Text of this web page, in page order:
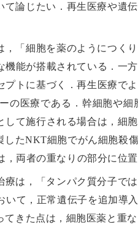
論じたい．再生医療や遺
「細胞を薬のようにつく
能が搭載されている．一
トに基づく．再生医療で
の医療である．幹細胞や
て施行される場合は，細
したNKT細胞でがん細胞殺
，両者の重なりの部分に位
は，「タンパク質分子で
て，正常遺伝子を追加導
きた点は，細胞医薬と重